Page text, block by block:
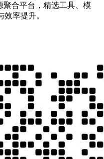
合平台，精选工具、模
率提升。